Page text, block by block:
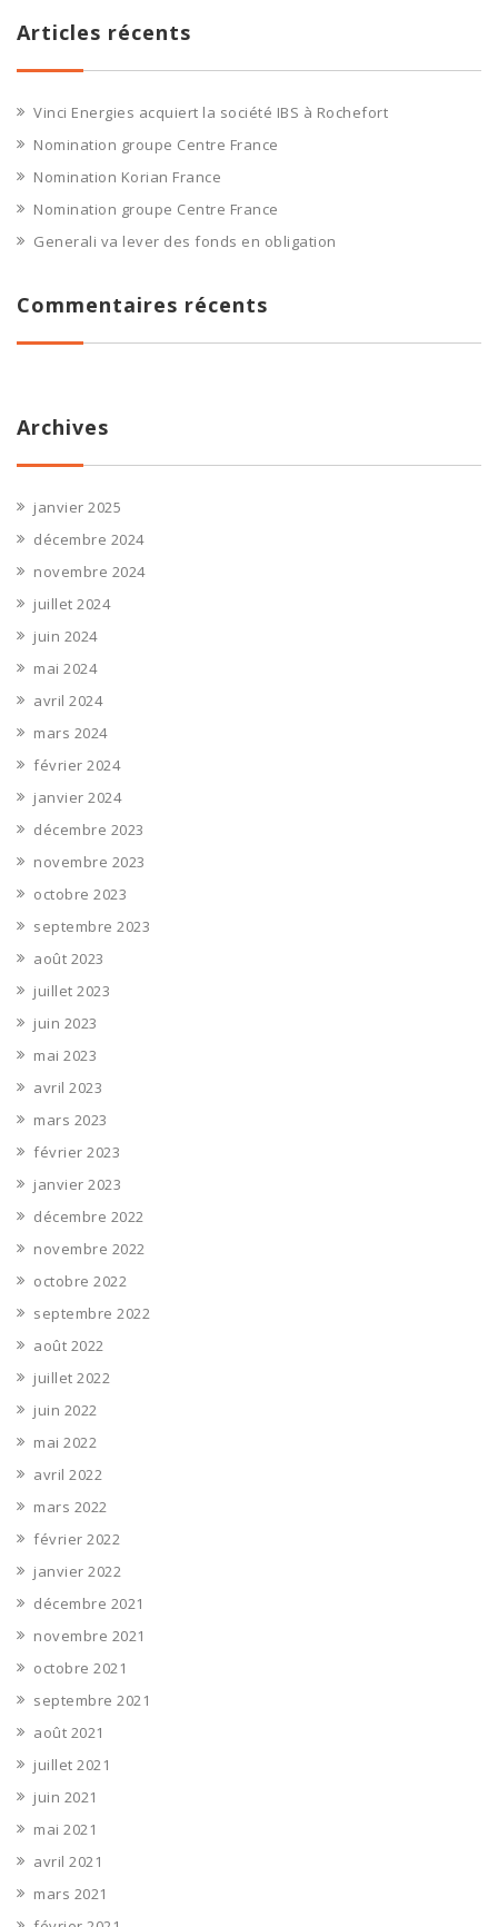
Articles récents
Vinci Energies acquiert la société IBS à Rochefort
Nomination groupe Centre France
Nomination Korian France
Nomination groupe Centre France
Generali va lever des fonds en obligation
Commentaires récents
Archives
janvier 2025
décembre 2024
novembre 2024
juillet 2024
juin 2024
mai 2024
avril 2024
mars 2024
février 2024
janvier 2024
décembre 2023
novembre 2023
octobre 2023
septembre 2023
août 2023
juillet 2023
juin 2023
mai 2023
avril 2023
mars 2023
février 2023
janvier 2023
décembre 2022
novembre 2022
octobre 2022
septembre 2022
août 2022
juillet 2022
juin 2022
mai 2022
avril 2022
mars 2022
février 2022
janvier 2022
décembre 2021
novembre 2021
octobre 2021
septembre 2021
août 2021
juillet 2021
juin 2021
mai 2021
avril 2021
mars 2021